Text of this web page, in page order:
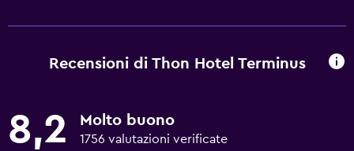
Recensioni di Thon Hotel Terminus
8,2 Molto buono
1756 valutazioni verificate